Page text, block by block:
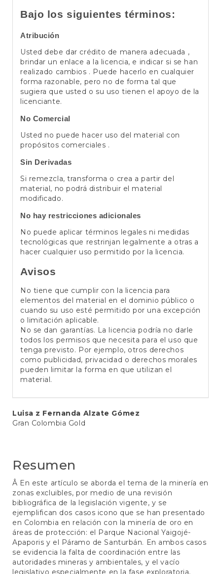
Bajo los siguientes términos:
Atribución
Usted debe dar crédito de manera adecuada ,
brindar un enlace a la licencia, e indicar si se han
realizado cambios . Puede hacerlo en cualquier
forma razonable, pero no de forma tal que
sugiera que usted o su uso tienen el apoyo de la
licenciante.
No Comercial
Usted no puede hacer uso del material con
propósitos comerciales .
Sin Derivadas
Si remezcla, transforma o crea a partir del
material, no podrá distribuir el material
modificado.
No hay restricciones adicionales
No puede aplicar términos legales ni medidas
tecnológicas que restrinjan legalmente a otras a
hacer cualquier uso permitido por la licencia.
Avisos
No tiene que cumplir con la licencia para
elementos del material en el dominio público o
cuando su uso esté permitido por una excepción
o limitación aplicable.
No se dan garantías. La licencia podría no darle
todos los permisos que necesita para el uso que
tenga previsto. Por ejemplo, otros derechos
como publicidad, privacidad o derechos morales
pueden limitar la forma en que utilizan el
material.
Contenido
principal
artículo
Luisa z Fernanda Alzate Gómez
Gran Colombia Gold
Resumen
Â En este artículo se aborda el tema de la minería en
zonas excluibles, por medio de una revisión
bibliográfica de la legislación vigente, y se
ejemplifican dos casos icono que se han presentado
en Colombia en relación con la minería de oro en
áreas de protección: el Parque Nacional Yaigojé-
Apaporis y el Páramo de Santurbán. En ambos casos
se evidencia la falta de coordinación entre las
autoridades mineras y ambientales, y el vacío
legislativo especialmente en la fase exploratoria,